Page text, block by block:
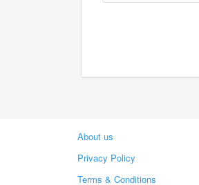
About us
Privacy Policy
Terms & Conditions